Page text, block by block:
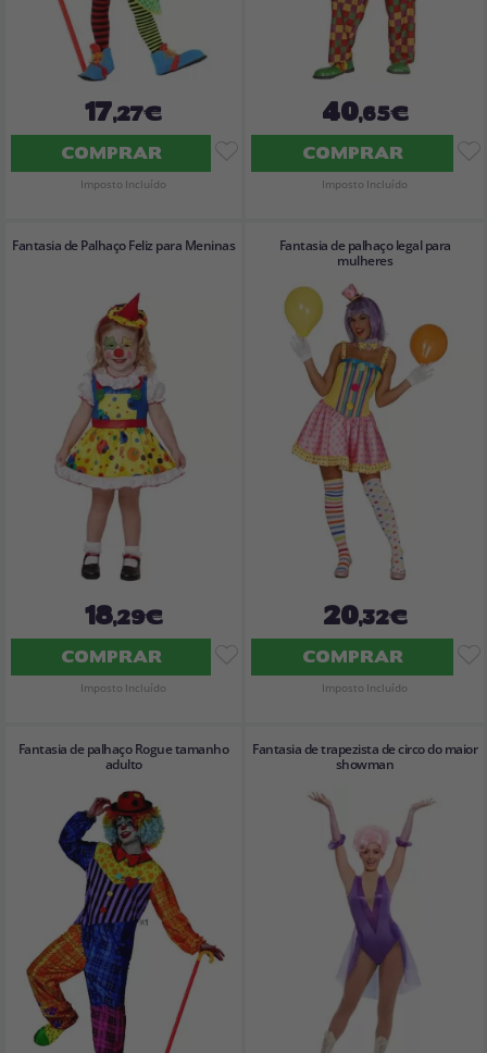
17,27€
COMPRAR
Imposto Incluído
40,65€
COMPRAR
Imposto Incluído
Fantasia de Palhaço Feliz para Meninas
18,29€
COMPRAR
Imposto Incluído
Fantasia de palhaço legal para
mulheres
20,32€
COMPRAR
Imposto Incluído
Fantasia de palhaço Rogue tamanho
adulto
Fantasia de trapezista de circo do maior
showman